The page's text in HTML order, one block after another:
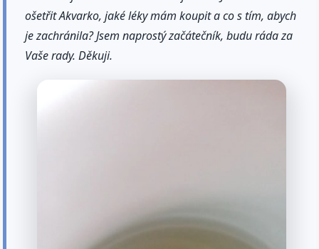
ošetřit Akvarko, jaké léky mám koupit a co s tím, abych
je zachránila? Jsem naprostý začátečník, budu ráda za
Vaše rady. Děkuji.